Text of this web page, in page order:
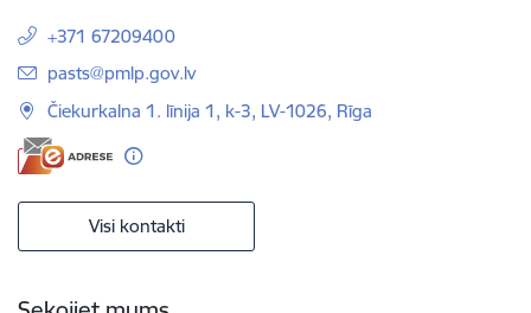
+371 67209400
E-pasts:
pasts@pmlp.gov.lv
Čiekurkalna 1. līnija 1, k-3, LV-1026, Rīga
Visi kontakti